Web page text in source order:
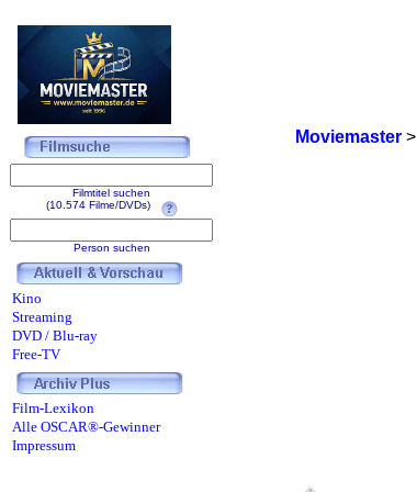
Moviemaster>
Filmtitel suchen
(10.574 Filme/DVDs)
Person suchen
Kino
Streaming
DVD / Blu-ray
Free-TV
Film-Lexikon
Alle OSCAR®-Gewinner
Impressum